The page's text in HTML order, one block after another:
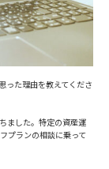
った理由を教えてくださ
ました。特定の資産運
プランの相談に乗って